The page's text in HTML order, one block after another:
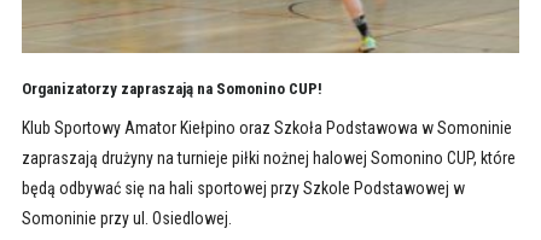
Organizatorzy zapraszają na Somonino CUP!
Klub Sportowy Amator Kiełpino oraz Szkoła Podstawowa w Somoninie
zapraszają drużyny na turnieje piłki nożnej halowej Somonino CUP, które
będą odbywać się na hali sportowej przy Szkole Podstawowej w
Somoninie przy ul. Osiedlowej.